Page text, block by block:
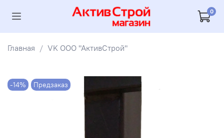
0
Главная VK ООО "АктивСтрой"
-14% Предзаказ